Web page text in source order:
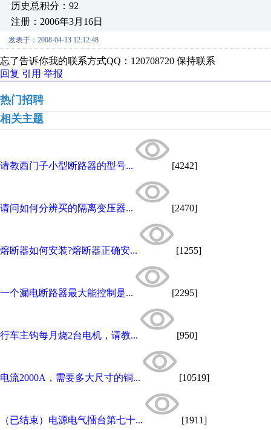
历史总积分：92
注册：2006年3月16日
发表于：2008-04-13 12:12:48
忘了告诉你我的联系方式QQ：120708720 保持联系
回复 引用 举报
热门招聘
相关主题
请教西门子小型断路器的型号... [4242]
请问如何分辨买的隔离变压器... [2470]
熔断器如何安装?熔断器正确安... [1255]
一个漏电断路器最大能控制是... [2295]
行车主钩每月烧2台电机，请教... [950]
电流2000A，需要多大尺寸的铜... [10519]
（已结束）电源电气擂台第七十... [1911]